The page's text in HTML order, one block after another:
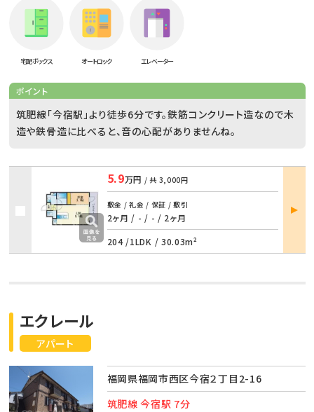
宅配ボックス オートロック エレベーター
ポイント
筑肥線「今宿駅」より徒歩6分です。鉄筋コンクリート造なので木
造や鉄骨造に比べると、音の心配がありませんね。
5.9万円 / 共 3,000円
敷金 / 礼金 / 保証 / 敷引
2ヶ月 / - / - / 2ヶ月
204 /1LDK / 30.03m²
部屋
詳細
アパート
エクレール
福岡県福岡市西区今宿２丁目2-16
筑肥線 今宿駅 7分